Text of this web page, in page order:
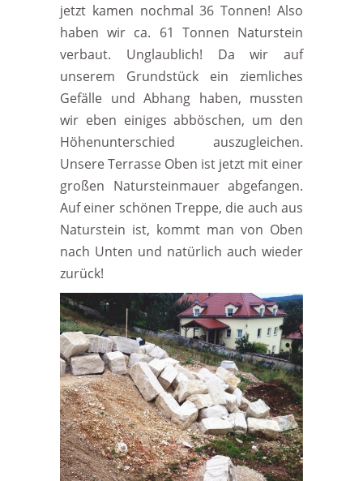
jetzt kamen nochmal 36 Tonnen! Also
haben wir ca. 61 Tonnen Naturstein
verbaut. Unglaublich! Da wir auf
unserem Grundstück ein ziemliches
Gefälle und Abhang haben, mussten
wir eben einiges abböschen, um den
Höhenunterschied auszugleichen.
Unsere Terrasse Oben ist jetzt mit einer
großen Natursteinmauer abgefangen.
Auf einer schönen Treppe, die auch aus
Naturstein ist, kommt man von Oben
nach Unten und natürlich auch wieder
zurück!